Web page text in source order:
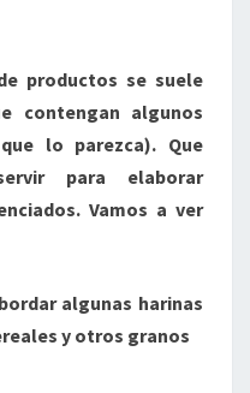
productos se suele
contengan algunos
lo parezca). Que
para elaborar
Vamos a ver
algunas harinas
y otros granos